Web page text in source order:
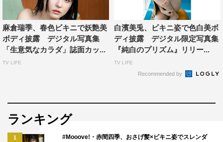
麻倉瑞季、春色ビキニで妖艶美
ボディ披露 デジタル写真集
「生意気なカラダ」誌面カッ...
TV LIFE
白濱美兎、ビキニ姿で色白美ボ
ディ披露 デジタル限定写真集
『純白のプリズム』リリー...
TV LIFE
Recommended by
ランキング
1
#Mooove!・赤間四季、おさげ髪×ビキニ姿でスレンダ